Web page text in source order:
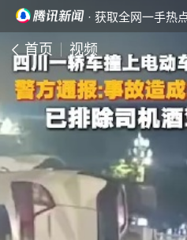
· 获取全网一手热
首页 视频